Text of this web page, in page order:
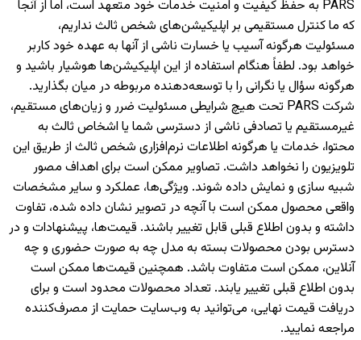
PARS به حفظ کیفیت و امنیت خدمات خود متعهد است، اما از آنجا
که ما کنترل مستقیمی بر اپلیکیشن‌های شخص ثالث نداریم،
مسئولیت هرگونه آسیب یا خسارت ناشی از آنها به عهده خود کاربر
خواهد بود. لطفاً هنگام استفاده از این اپلیکیشن‌ها هوشیار باشید و
هرگونه سؤال یا نگرانی را با توسعه‌دهنده مربوطه در میان بگذارید.
شرکت PARS تحت هیچ شرایطی مسئولیت ضرر و زیان‌های مستقیم،
غیرمستقیم یا تصادفی ناشی از دسترسی شما یا اشخاص ثالث به
محتوا، خدمات یا هرگونه اطلاعات نرم‌افزاری شخص ثالث از طریق این
تلویزیون را نخواهد داشت. تصاویر ممکن است برای اهداف مصور
شبیه سازی و نمایش داده شوند. ویژگی‌ها، عملکرد و سایر مشخصات
واقعی محصول ممکن است با آنچه در تصویر نشان داده شده، تفاوت
داشته و بدون اطلاع قبلی قابل تغییر باشند. قیمت‌ها، پیشنهادات و در
دسترس بودن محصولات بسته به مدل چه به صورت حضوری و چه
آنلاین، ممکن است متفاوت باشد. همچنین قیمت‌ها ممکن است
بدون اطلاع قبلی تغییر یابند. تعداد محصولات محدود است و برای
دریافت قیمت نهایی، می‌توانید به وب‌سایت حمایت از مصرف‌کننده
مراجعه نمایید.